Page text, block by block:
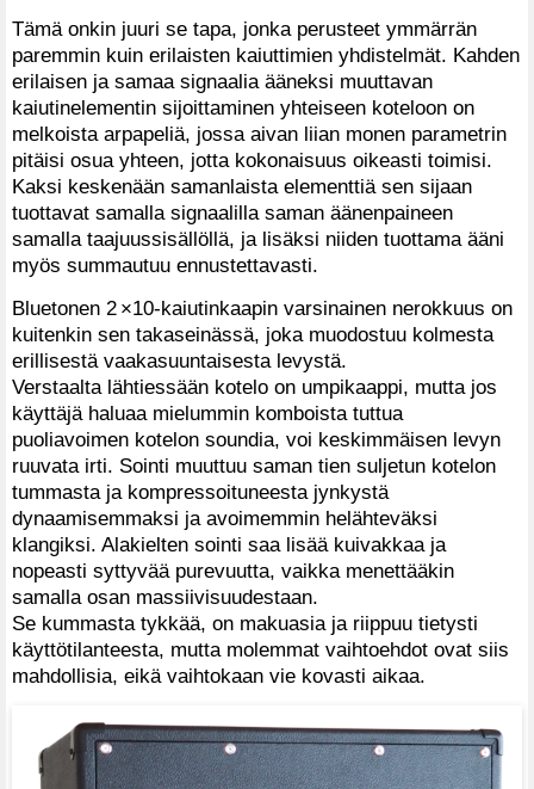
Tämä onkin juuri se tapa, jonka perusteet ymmärrän
paremmin kuin erilaisten kaiuttimien yhdistelmät. Kahden
erilaisen ja samaa signaalia ääneksi muuttavan
kaiutinelementin sijoittaminen yhteiseen koteloon on
melkoista arpapeliä, jossa aivan liian monen parametrin
pitäisi osua yhteen, jotta kokonaisuus oikeasti toimisi.
Kaksi keskenään samanlaista elementtiä sen sijaan
tuottavat samalla signaalilla saman äänenpaineen
samalla taajuussisällöllä, ja lisäksi niiden tuottama ääni
myös summautuu ennustettavasti.
Bluetonen 2 ×10-kaiutinkaapin varsinainen nerokkuus on
kuitenkin sen takaseinässä, joka muodostuu kolmesta
erillisestä vaakasuuntaisesta levystä.
Verstaalta lähtiessään kotelo on umpikaappi, mutta jos
käyttäjä haluaa mielummin komboista tuttua
puoliavoimen kotelon soundia, voi keskimmäisen levyn
ruuvata irti. Sointi muuttuu saman tien suljetun kotelon
tummasta ja kompressoituneesta jynkystä
dynaamisemmaksi ja avoimemmin helähteväksi
klangiksi. Alakielten sointi saa lisää kuivakkaa ja
nopeasti syttyvää purevuutta, vaikka menettääkin
samalla osan massiivisuudestaan.
Se kummasta tykkää, on makuasia ja riippuu tietysti
käyttötilanteesta, mutta molemmat vaihtoehdot ovat siis
mahdollisia, eikä vaihtokaan vie kovasti aikaa.